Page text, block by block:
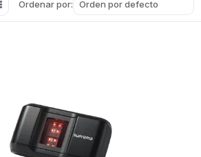
Ordenar por: Orden por defecto